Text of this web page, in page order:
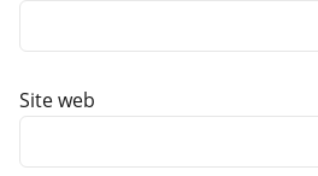
Site web